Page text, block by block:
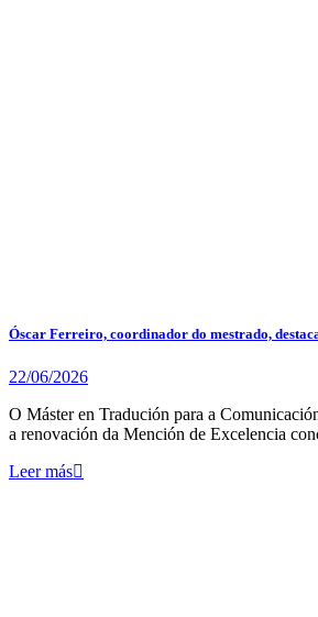
Óscar Ferreiro, coordinador do mestrado,
22/06/2026
O Máster en Tradución para a
a renovación da Mención de Excelencia
Leer más